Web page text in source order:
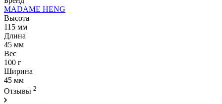
MADAME HENG
Высота
115 мм
Длина
45 мм
Вес
100 г
Ширина
45 мм
Отзывы 2